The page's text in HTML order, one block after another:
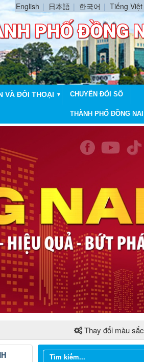
English 日本語 한국어 Tiếng Việt
VÀ ĐỐI THOẠI ▼ CHUYỂN ĐỔI SỐ
THÀNH PHỐ ĐỒNG NAI
Thay đổi màu sắc